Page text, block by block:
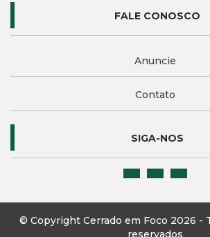
FALE CONOSCO
Anuncie
Contato
SIGA-NOS
© Copyright Cerrado em Foco 2026 -
reservados